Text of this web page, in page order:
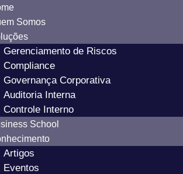
Somos
Gerenciamento de Riscos
Compliance
Governança Corporativa
Auditoria Interna
Controle Interno
School
Artigos
Eventos